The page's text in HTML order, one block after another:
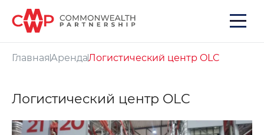
Главная АрендаЛогистический центр OLC
Логистический центр OLC